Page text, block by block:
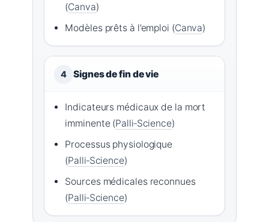
(Canva)
Modèles prêts à l’emploi (Canva)
4 Signes de fin de vie
Indicateurs médicaux de la mort
imminente (Palli‑Science)
Processus physiologique
(Palli‑Science)
Sources médicales reconnues
(Palli‑Science)